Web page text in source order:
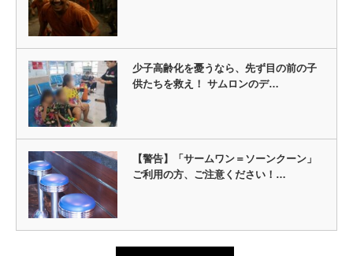
少子高齢化を憂うなら、先ず目の前の子
供たちを救え！ サムロンのデ…
【警告】「サームワン＝ソーンクーン」
ご利用の方、ご注意ください！…